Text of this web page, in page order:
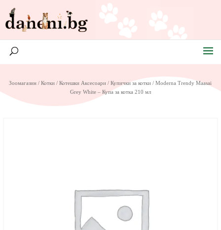
Зоомагазин /Котки /Котешки Аксесоари /Купички за котки / Moderna Trendy Maasai
Grey White – Купа за котка 210 мл